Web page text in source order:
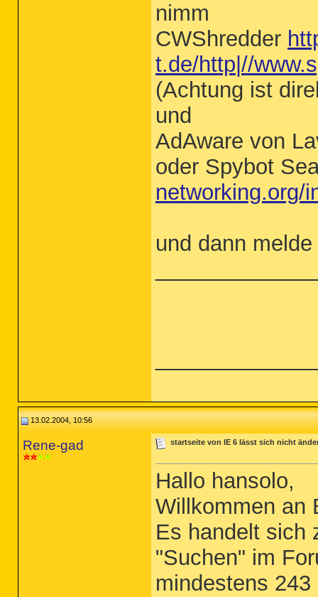
nimm
CWShredder
t.de/http|//
(Achtung ist
und
AdAware von
oder Spybot
networking.org/
und dann
13.02.2004, 10:56
Rene-gad startseite von IE 6 lässt sich nicht
Hallo hansolo,
Willkommen an
Es handelt sich
"Suchen" im
mindestens